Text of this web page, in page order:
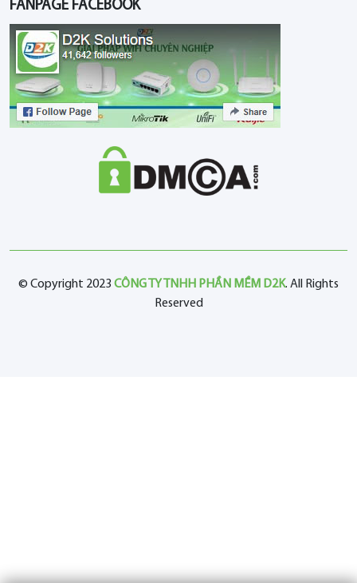
FANPAGE FACEBOOK
© Copyright 2023 CÔNG TY TNHH PHẦN MỀM D2K. All Rights
Reserved